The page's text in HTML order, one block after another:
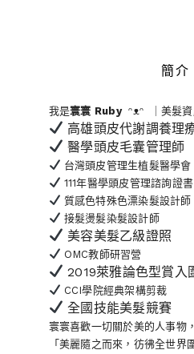
簡
我是寰寰 Rubyᵔᴥᵔ ｜美髮資
高雄頭皮代謝調養理
醫學頭皮毛囊管理師
台灣頭皮管理生植髮醫學會
111年醫學頭皮管理諮詢證書
質感色特殊色漂染髮設計師
接髮燙髮染髮設計師
美容美髮乙級證照
OMC教師研習營
2019萊雅論色型賞入
CCI學院經典架構剪裁
全國技能美髮競賽
寰寰喜歡一切關於美的人事物
「美麗隨之而來，彷彿全世界